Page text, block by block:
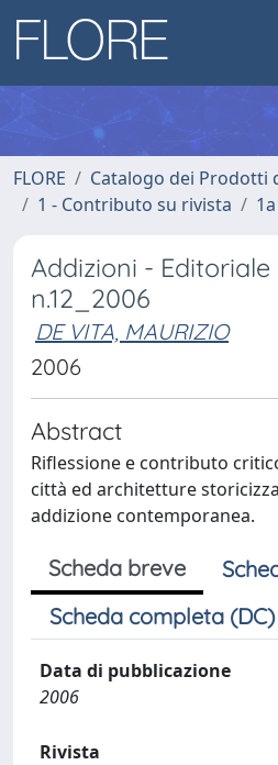
FLORE
Catalogo dei Prodotti
1 - Contributo su rivista
Addizioni - Editoriale
n.12_2006
DE VITA, MAURIZIO
2006
Abstract
Riflessione e contributo
città ed architetture
addizione contemporanea.
Scheda breve
Scheda completa (DC)
Data di pubblicazione
2006
Rivista